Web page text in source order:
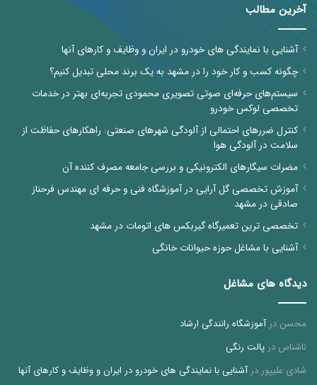
آخرین مطالب
آشنایی با نمایندگی های خودرو در ایران و وظایف و کارهای آنها
چگونه کسب و کار خود را در مشهد به یک برند محلی تبدیل کنیم؟
سیستم‌های حرفه‌ای صوتی تصویری محمودی تجربه‌ای بهتر در خدمات
تخصصی لوکس خودرو
کنترل ضررهای احتمالی از آلودگی شهرهای صنعتی: راهکارهای حفاظت از
سلامت در آلودگی هوا
مضرات سیگارهای الکترونیکی و بررسی جامعه مصرف کننده آن
آموزش تخصصی گل آرایی در آموزشگاه فنی و حرفه ای مهندس فرحناز
صادقی در مشهد
تخصصی ترین تعمیرگاه گیربکس های اتومات در مشهد
آشنایی با مشاغل حوزه حیوانات خانگی
دیدگاه های مشاغل
محسن درآموزشگاه رانندگی ارشاد
ناشناس در پالت رنگی
شادی علیپور درآشنایی با نمایندگی های خودرو در ایران و وظایف و کارهای آنها